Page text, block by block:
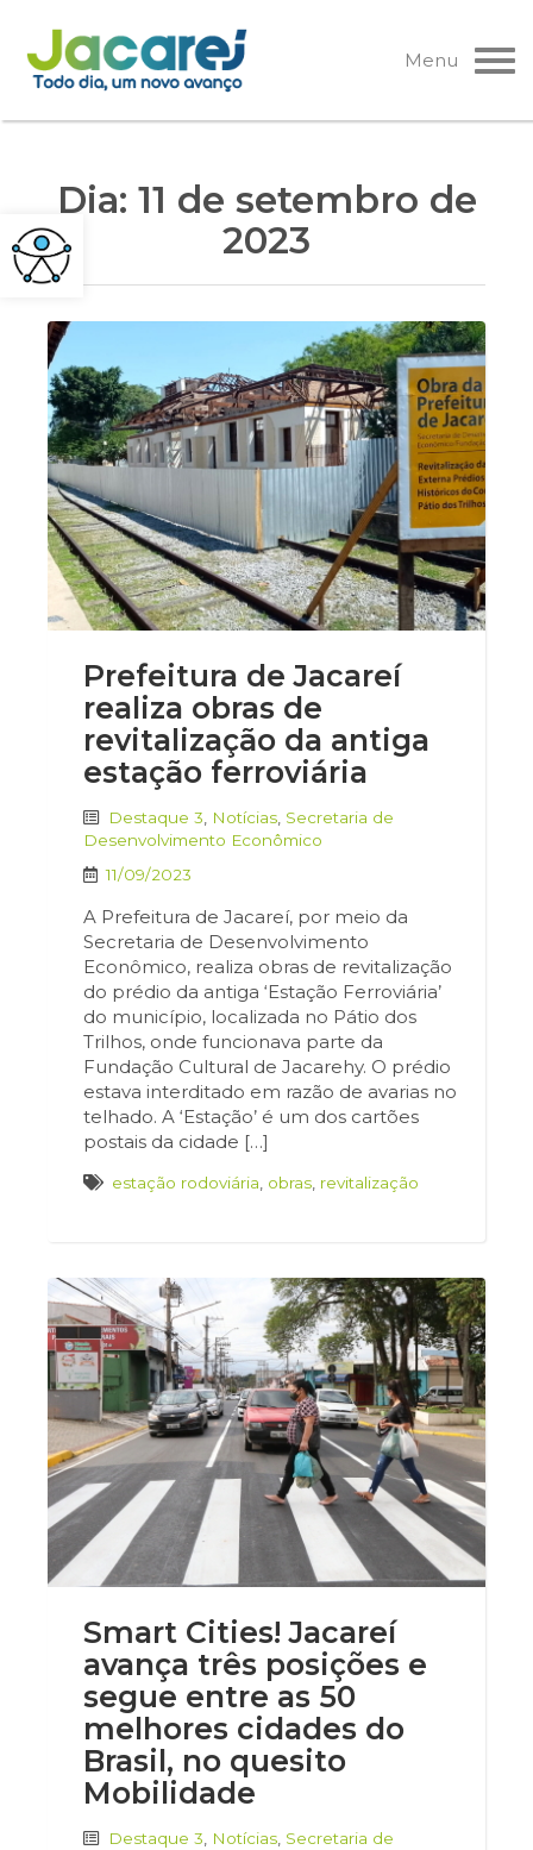
Pular
para
o
Menu
Dia: 11 de setembro de
2023
Prefeitura de Jacareí
realiza obras de
revitalização da antiga
estação ferroviária
Destaque 3 Notícias Secretaria de
Desenvolvimento Econômico
11/09/2023
A Prefeitura de Jacareí, por meio da
Secretaria de Desenvolvimento
Econômico, realiza obras de revitalização
do prédio da antiga ‘Estação Ferroviária’
do município, localizada no Pátio dos
Trilhos, onde funcionava parte da
Fundação Cultural de Jacarehy. O prédio
estava interditado em razão de avarias no
telhado. A ‘Estação’ é um dos cartões
postais da cidade […]
estação rodoviária obras revitalização
Smart Cities! Jacareí
avança três posições e
segue entre as 50
melhores cidades do
Brasil, no quesito
Mobilidade
Destaque 3 Notícias Secretaria de